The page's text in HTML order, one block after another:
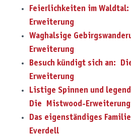
Feierlichkeiten im
Erweiterung
Waghalsige
Erweiterung
Besuch kündigt sich an:
Erweiterung
Listige Spinnen und
Die Mistwood-Erweiterung
Das eigenständiges
Everdell